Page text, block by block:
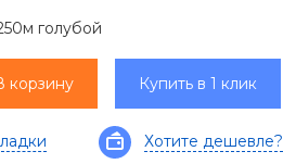
голубой
корзину Купить в 1 клик
Хотите дешевле?